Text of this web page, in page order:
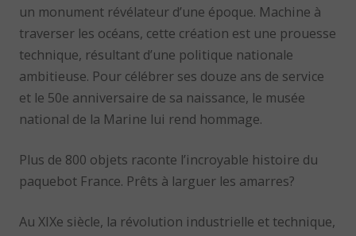
un monument révélateur d’une époque. Machine à
traverser les océans, cette création est une prouesse
technique, résultant d’une politique nationale
ambitieuse. Pour célébrer ses douze ans de service
et le 50e anniversaire de sa naissance, le musée
national de la Marine lui rend hommage.
Plus de 800 objets raconte l’incroyable histoire du
paquebot France. Prêts à larguer les amarres?
Au XIXe siècle, la révolution industrielle et technique,